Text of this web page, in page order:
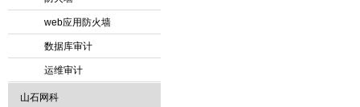
web应用防火墙
数据库审计
运维审计
山石网科